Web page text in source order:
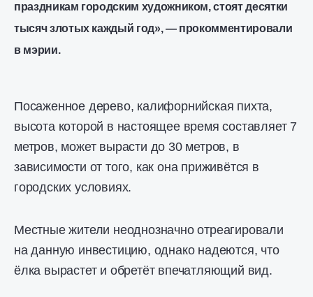
праздникам городским художником, стоят десятки
тысяч злотых каждый год», — прокомментировали
в мэрии.
Посаженное дерево, калифорнийская пихта,
высота которой в настоящее время составляет 7
метров, может вырасти до 30 метров, в
зависимости от того, как она приживётся в
городских условиях.
Местные жители неоднозначно отреагировали
на данную инвестицию, однако надеются, что
ёлка вырастет и обретёт впечатляющий вид.